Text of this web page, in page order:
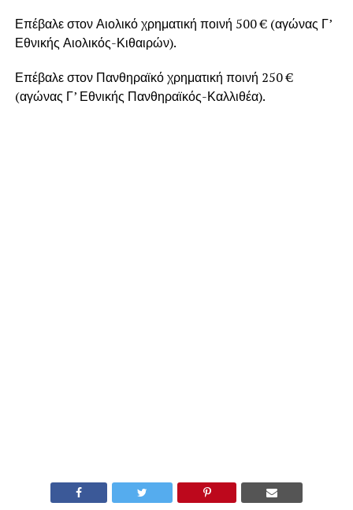
Επέβαλε στον Αιολικό χρηματική ποινή 500 € (αγώνας Γ’
Εθνικής Αιολικός-Κιθαιρών).
Επέβαλε στον Πανθηραϊκό χρηματική ποινή 250 €
(αγώνας Γ’ Εθνικής Πανθηραϊκός-Καλλιθέα).